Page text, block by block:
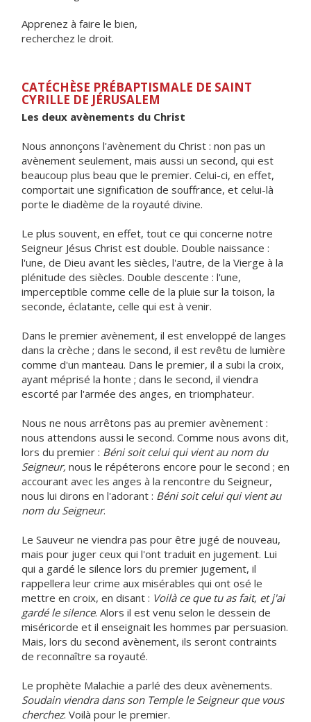
Apprenez à faire le bien,
recherchez le droit.
CATÉCHÈSE PRÉBAPTISMALE DE SAINT
CYRILLE DE JÉRUSALEM
Les deux avènements du Christ
Nous annonçons l'avènement du Christ : non pas un
avènement seulement, mais aussi un second, qui est
beaucoup plus beau que le premier. Celui-ci, en effet,
comportait une signification de souffrance, et celui-là
porte le diadème de la royauté divine.
Le plus souvent, en effet, tout ce qui concerne notre
Seigneur Jésus Christ est double. Double naissance :
l'une, de Dieu avant les siècles, l'autre, de la Vierge à la
plénitude des siècles. Double descente : l'une,
imperceptible comme celle de la pluie sur la toison, la
seconde, éclatante, celle qui est à venir.
Dans le premier avènement, il est enveloppé de langes
dans la crèche ; dans le second, il est revêtu de lumière
comme d'un manteau. Dans le premier, il a subi la croix,
ayant méprisé la honte ; dans le second, il viendra
escorté par l'armée des anges, en triomphateur.
Nous ne nous arrêtons pas au premier avènement :
nous attendons aussi le second. Comme nous avons dit,
lors du premier : Béni soit celui qui vient au nom du
Seigneur, nous le répéterons encore pour le second ; en
accourant avec les anges à la rencontre du Seigneur,
nous lui dirons en l'adorant : Béni soit celui qui vient au
nom du Seigneur.
Le Sauveur ne viendra pas pour être jugé de nouveau,
mais pour juger ceux qui l'ont traduit en jugement. Lui
qui a gardé le silence lors du premier jugement, il
rappellera leur crime aux misérables qui ont osé le
mettre en croix, en disant : Voilà ce que tu as fait, et j'ai
gardé le silence. Alors il est venu selon le dessein de
miséricorde et il enseignait les hommes par persuasion.
Mais, lors du second avènement, ils seront contraints
de reconnaître sa royauté.
Le prophète Malachie a parlé des deux avènements.
Soudain viendra dans son Temple le Seigneur que vous
cherchez. Voilà pour le premier.